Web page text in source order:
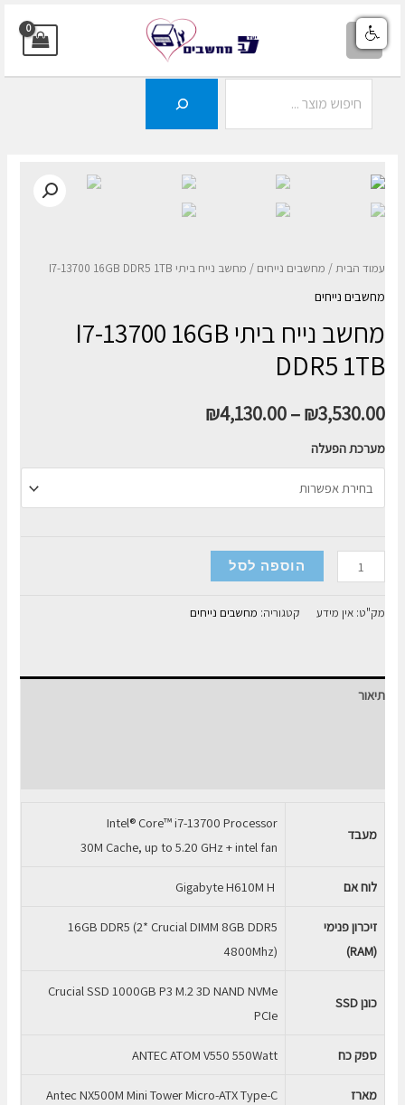
דילוג
לתוכן
MAIN
עמוד הבית / מחשבים נייחים / מחשב נייח ביתי I7-13700 16GB DDR5 1TB
מחשבים נייחים
מחשב נייח ביתי I7-13700 16GB
DDR5 1TB
₪3,530.00
–
₪4,130.00
מערכת הפעלה
כמות
של
מחשב
I7-
הוספה לסל
מק"ט:אין מידע קטגוריה: מחשבים נייחים
תיאור
מעבד
Intel® Core™ i7-13700 Processor
30M Cache, up to 5.20 GHz + intel fan
לוח אם
זיכרוןפנימי
(
RAM
)
16GB DDR5 (2* Crucial DIMM 8GB DDR5
4800Mhz)
כונןSSD
Crucial SSD 1000GB P3 M.2 3D NAND NVMe
PCIe
ספק כח ANTEC ATOM V550 550Watt
מארז Antec NX500M Mini Tower Micro-ATX Type-C